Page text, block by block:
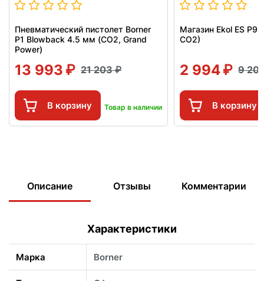
Пневматический пистолет Borner
P1 Blowback 4.5 мм (CO2, Grand
Power)
13 993 21 203
В корзину Товар в наличии
Магазин Ekol ES
CO2)
2 994 9
В корзину
Описание Отзывы Комментарии
Характеристики
Марка Borner